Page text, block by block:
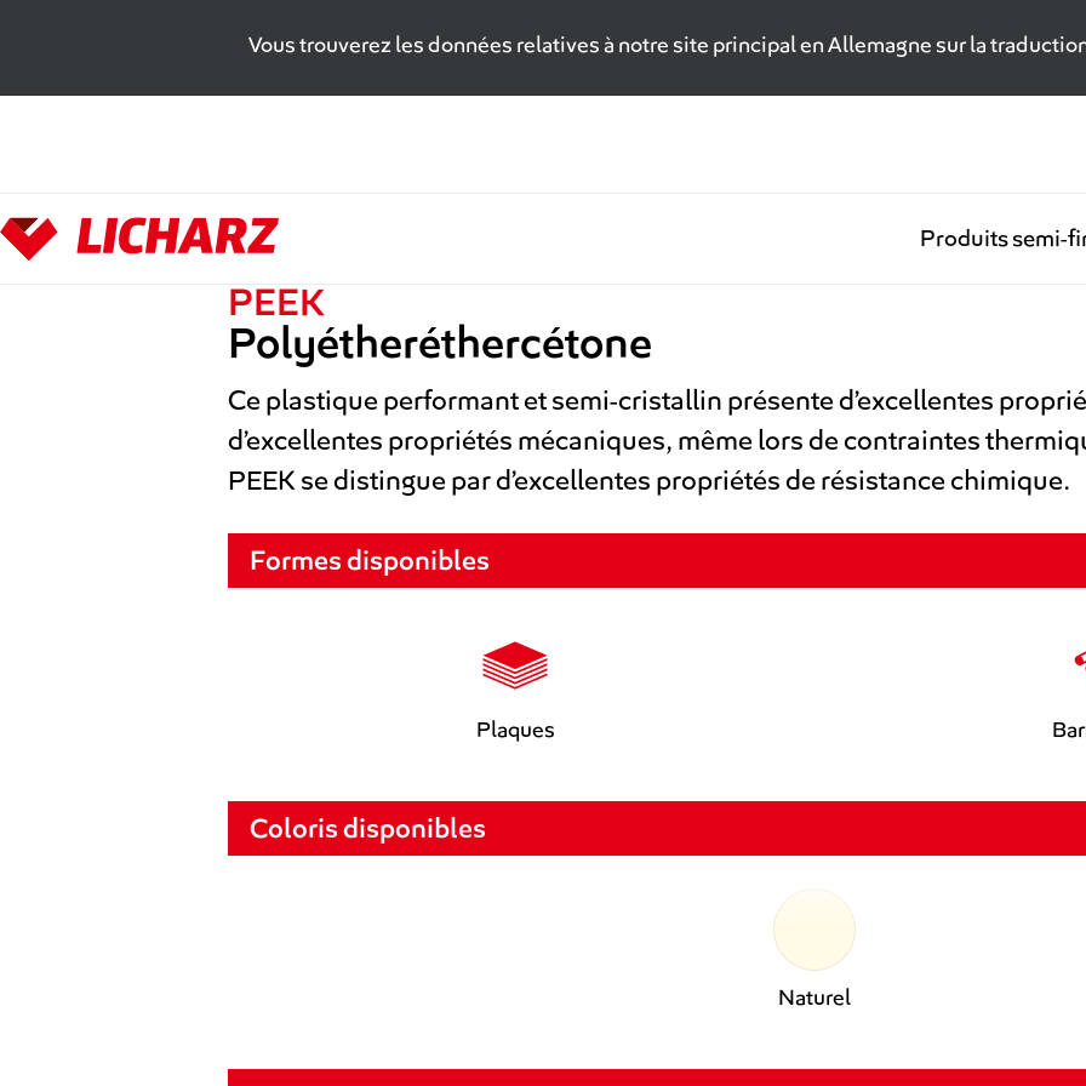
Vous trouverez les données relatives à notre site principal en Allemagne sur la
Produits semi-
PEEK
Polyétheréthercétone
Ce plastique performant et semi-cristallin présente d’excellentes
d’excellentes propriétés mécaniques, même lors de contraintes
PEEK se distingue par d’excellentes propriétés de résistance chimique.
Formes disponibles
Plaques
Coloris disponibles
Naturel